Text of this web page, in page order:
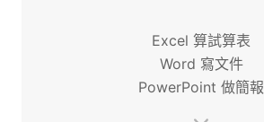
Excel 算試算表
Word 寫文件
PowerPoint 做簡報